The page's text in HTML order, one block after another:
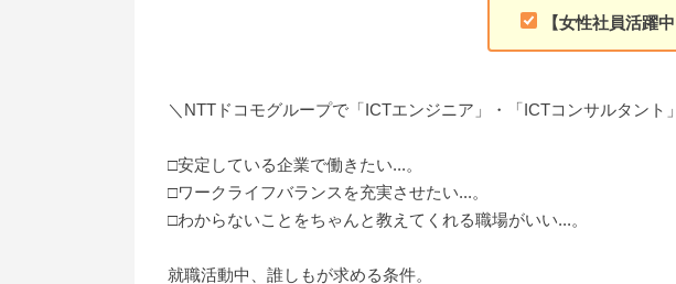
【女性社員活躍
＼NTTドコモグループで「ICTエンジニア」・「ICTコンサルタント
□安定している企業で働きたい...。
□ワークライフバランスを充実させたい...。
□わからないことをちゃんと教えてくれる職場がいい...。
就職活動中、誰しもが求める条件。